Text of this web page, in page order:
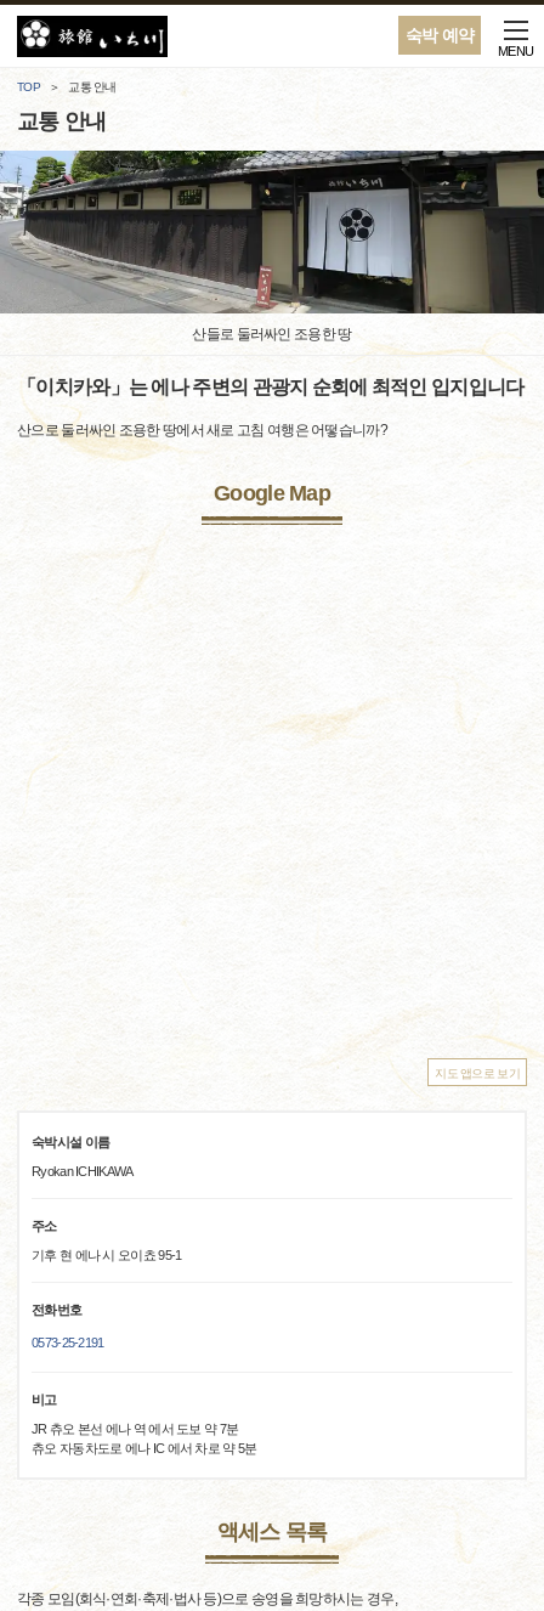
숙박 예약
MENU
TOP 교통 안내
교통 안내
산들로 둘러싸인 조용한 땅
「이치카와」는 에나 주변의 관광지 순회에 최적인 입지입니다
산으로 둘러싸인 조용한 땅에서 새로 고침 여행은 어떻습니까?
Google Map
지도 앱으로 보기
숙박시설 이름
Ryokan ICHIKAWA
주소
기후 현 에나 시 오이쵸 95-1
전화번호
0573-25-2191
비고
JR 츄오 본선 에나 역 에서 도보 약 7분
츄오 자동차도로 에나 IC 에서 차로 약 5분
액세스 목록
각종 모임(회식·연회·축제·법사 등)으로 송영을 희망하시는 경우,